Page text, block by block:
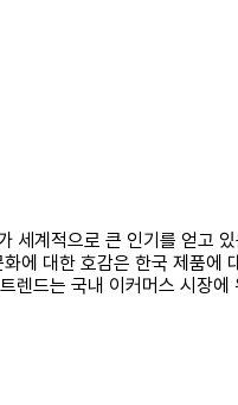
세계적으로 큰 인기를 얻고
에 대한 호감은 한국 제품에
드는 국내 이커머스 시장에